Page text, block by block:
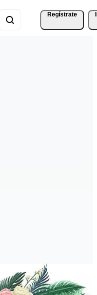
Regístrate